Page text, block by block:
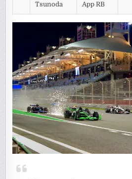
Tsunoda
App RB